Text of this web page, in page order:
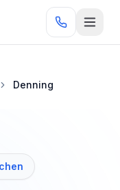
Denning